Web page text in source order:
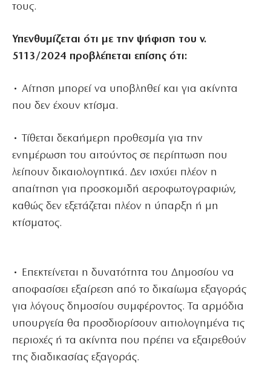
τους.
Υπενθυμίζεται ότι με την ψήφιση του ν.
5113/2024 προβλέπεται επίσης ότι:
• Αίτηση μπορεί να υποβληθεί και για ακίνητα
που δεν έχουν κτίσμα.
• Τίθεται δεκαήμερη προθεσμία για την
ενημέρωση του αιτούντος σε περίπτωση που
λείπουν δικαιολογητικά. Δεν ισχύει πλέον η
απαίτηση για προσκομιδή αεροφωτογραφιών,
καθώς δεν εξετάζεται πλέον η ύπαρξη ή μη
κτίσματος.
• Επεκτείνεται η δυνατότητα του Δημοσίου να
αποφασίσει εξαίρεση από το δικαίωμα εξαγοράς
για λόγους δημοσίου συμφέροντος. Τα αρμόδια
υπουργεία θα προσδιορίσουν αιτιολογημένα τις
περιοχές ή τα ακίνητα που πρέπει να εξαιρεθούν
της διαδικασίας εξαγοράς.